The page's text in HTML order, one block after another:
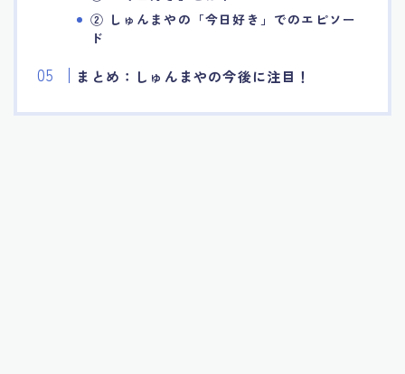
② しゅんまやの「今日好き」でのエピソー
ド
まとめ：しゅんまやの今後に注目！